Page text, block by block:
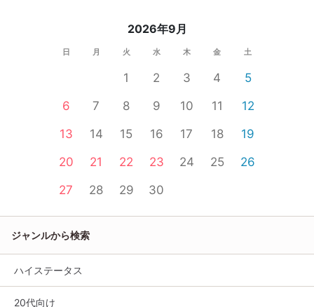
2026年9月
日 月 火 水 木 金 土
1 2 3 4
5
6
7 8 9 10 11
12
13
14 15 16 17 18
19
20
21 22 23 24 25
26
27
28 29 30
ジャンルから検索
ハイステータス
20代向け